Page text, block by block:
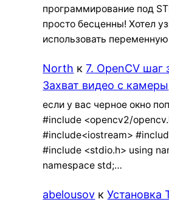
программирование под
просто бесценны! Хотел
использовать
North к7. OpenCV шаг
Захват видео с камеры
если у вас черное окно
#include <opencv2/
#include<iostream>
#include <stdio.h> using
namespace std;…
abelousov кУстановка